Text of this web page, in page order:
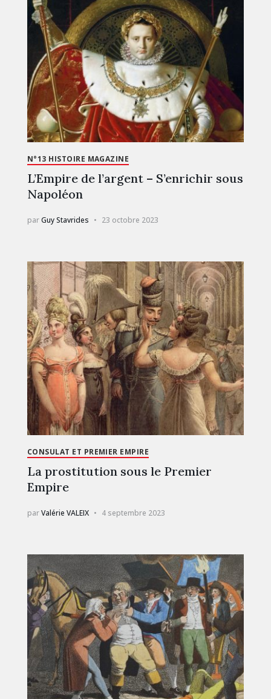
N°13 HISTOIRE MAGAZINE
L’Empire de l’argent – S’enrichir sous
Napoléon
parGuy Stavrides 23 octobre 2023
CONSULAT ET PREMIER EMPIRE
La prostitution sous le Premier
Empire
parValérie VALEIX 4 septembre 2023